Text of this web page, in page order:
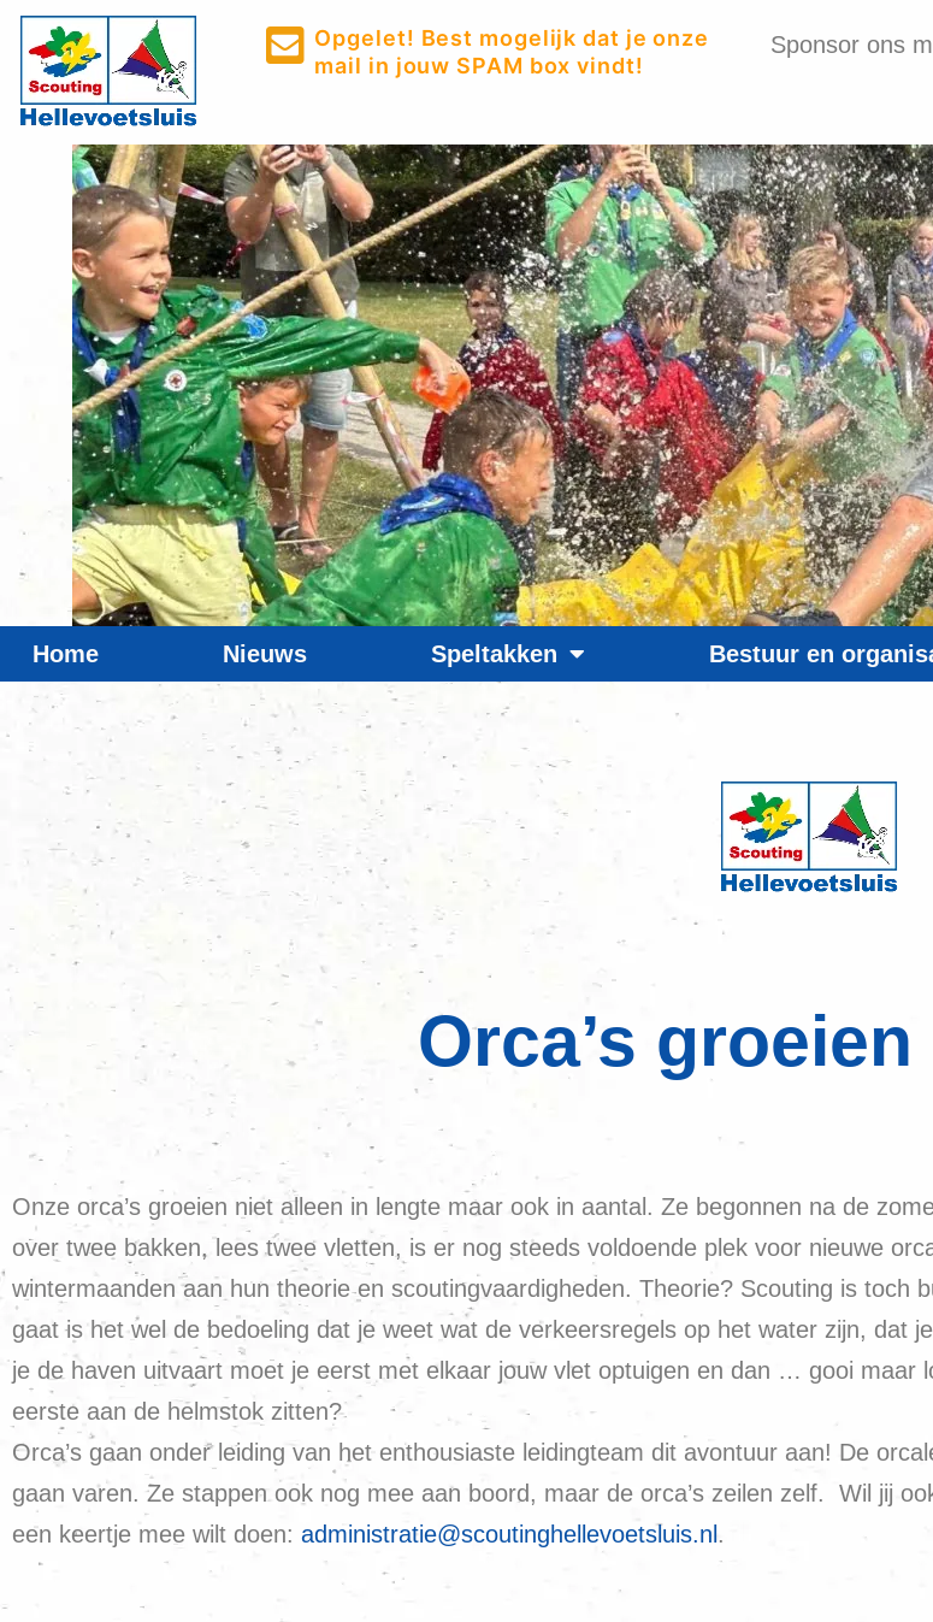
Opgelet! Best mogelijk dat je onze
mail in jouw SPAM box vindt!
Sponsor ons
Home Nieuws Speltakken Bestuur en
Orca’s
Onze orca’s groeien niet alleen in lengte maar ook in aantal. Ze begonnen na de
over twee bakken, lees twee vletten, is er nog steeds voldoende plek voor nieuwe
wintermaanden aan hun theorie en scoutingvaardigheden. Theorie? Scouting is
gaat is het wel de bedoeling dat je weet wat de verkeersregels op het water zijn, dat
je de haven uitvaart moet je eerst met elkaar jouw vlet optuigen en dan … gooi
eerste aan de helmstok zitten?
Orca’s gaan onder leiding van het enthousiaste leidingteam dit avontuur aan! De
gaan varen. Ze stappen ook nog mee aan boord, maar de orca’s zeilen zelf. Wil jij
een keertje mee wilt doen: administratie@scoutinghellevoetsluis.nl .